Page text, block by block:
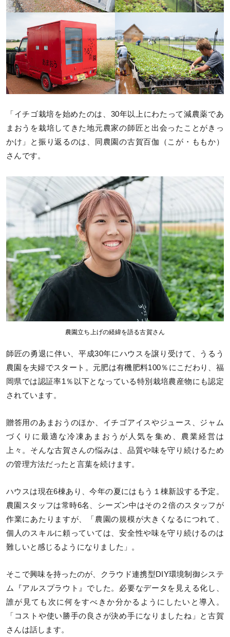
「イチゴ栽培を始めたのは、30年以上にわたって減農薬であ
まおうを栽培してきた地元農家の師匠と出会ったことがきっ
かけ」と振り返るのは、同農園の古賀百伽（こが・ももか）
さんです。
農園立ち上げの経緯を語る古賀さん
師匠の勇退に伴い、平成30年にハウスを譲り受けて、うるう
農園を夫婦でスタート。元肥は有機肥料100％にこだわり、福
岡県では認証率1％以下となっている特別栽培農産物にも認定
されています。
贈答用のあまおうのほか、イチゴアイスやジュース、ジャム
づくりに最適な冷凍あまおうが人気を集め、農業経営は
上々。そんな古賀さんの悩みは、品質や味を守り続けるため
の管理方法だったと言葉を続けます。
ハウスは現在6棟あり、今年の夏にはもう１棟新設する予定。
農園スタッフは常時6名、シーズン中はその２倍のスタッフが
作業にあたりますが、「農園の規模が大きくなるにつれて、
個人のスキルに頼っていては、安全性や味を守り続けるのは
難しいと感じるようになりました」。
そこで興味を持ったのが、クラウド連携型DIY環境制御システ
ム『アルスプラウト』でした。必要なデータを見える化し、
誰が見ても次に何をすべきか分かるようにしたいと導入。
「コストや使い勝手の良さが決め手になりましたね」と古賀
さんは話します。